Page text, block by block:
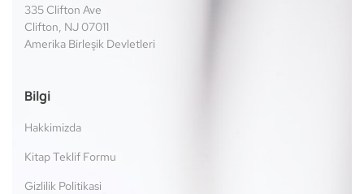
335 Clifton Ave
Clifton, NJ 07011
Amerika Birleşik Devletleri
Bilgi
Hakkimizda
Kitap Teklif Formu
Gizlilik Politikasi